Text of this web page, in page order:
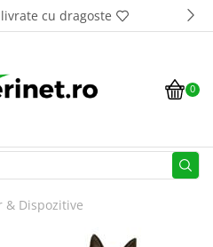
cu dragoste
0
Dispozitive